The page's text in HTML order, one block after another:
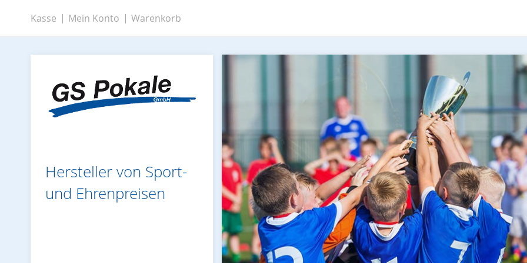
Zum
Inhalt
springen
Kasse Mein Konto Warenkorb
Hersteller von Sport-
und Ehrenpreisen